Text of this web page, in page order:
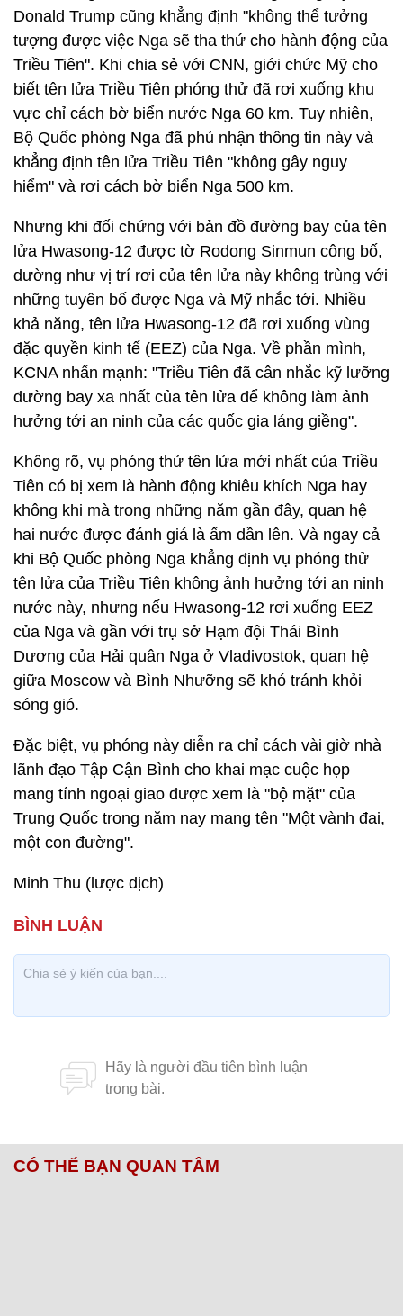
Donald Trump cũng khẳng định "không thể tưởng
tượng được việc Nga sẽ tha thứ cho hành động của
Triều Tiên". Khi chia sẻ với CNN, giới chức Mỹ cho
biết tên lửa Triều Tiên phóng thử đã rơi xuống khu
vực chỉ cách bờ biển nước Nga 60 km. Tuy nhiên,
Bộ Quốc phòng Nga đã phủ nhận thông tin này và
khẳng định tên lửa Triều Tiên "không gây nguy
hiểm" và rơi cách bờ biển Nga 500 km.
Nhưng khi đối chứng với bản đồ đường bay của tên
lửa Hwasong-12 được tờ Rodong Sinmun công bố,
dường như vị trí rơi của tên lửa này không trùng với
những tuyên bố được Nga và Mỹ nhắc tới. Nhiều
khả năng, tên lửa Hwasong-12 đã rơi xuống vùng
đặc quyền kinh tế (EEZ) của Nga. Về phần mình,
KCNA nhấn mạnh: "Triều Tiên đã cân nhắc kỹ lưỡng
đường bay xa nhất của tên lửa để không làm ảnh
hưởng tới an ninh của các quốc gia láng giềng".
Không rõ, vụ phóng thử tên lửa mới nhất của Triều
Tiên có bị xem là hành động khiêu khích Nga hay
không khi mà trong những năm gần đây, quan hệ
hai nước được đánh giá là ấm dần lên. Và ngay cả
khi Bộ Quốc phòng Nga khẳng định vụ phóng thử
tên lửa của Triều Tiên không ảnh hưởng tới an ninh
nước này, nhưng nếu Hwasong-12 rơi xuống EEZ
của Nga và gần với trụ sở Hạm đội Thái Bình
Dương của Hải quân Nga ở Vladivostok, quan hệ
giữa Moscow và Bình Nhưỡng sẽ khó tránh khỏi
sóng gió.
Đặc biệt, vụ phóng này diễn ra chỉ cách vài giờ nhà
lãnh đạo Tập Cận Bình cho khai mạc cuộc họp
mang tính ngoại giao được xem là "bộ mặt" của
Trung Quốc trong năm nay mang tên "Một vành đai,
một con đường".
Minh Thu (lược dịch)
CÓ THỂ BẠN QUAN TÂM